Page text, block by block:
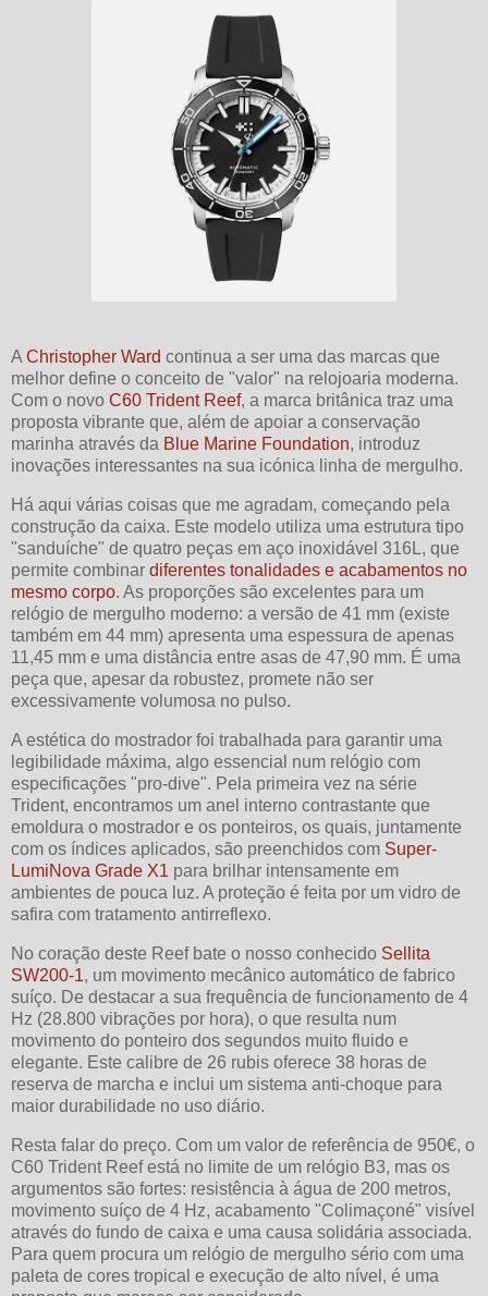
A Christopher Ward continua a ser uma das marcas que
melhor define o conceito de "valor" na relojoaria moderna.
Com o novo C60 Trident Reef, a marca britânica traz uma
proposta vibrante que, além de apoiar a conservação
marinha através da Blue Marine Foundation, introduz
inovações interessantes na sua icónica linha de mergulho.
Há aqui várias coisas que me agradam, começando pela
construção da caixa. Este modelo utiliza uma estrutura tipo
"sanduíche" de quatro peças em aço inoxidável 316L, que
permite combinar diferentes tonalidades e acabamentos no
mesmo corpo. As proporções são excelentes para um
relógio de mergulho moderno: a versão de 41 mm (existe
também em 44 mm) apresenta uma espessura de apenas
11,45 mm e uma distância entre asas de 47,90 mm. É uma
peça que, apesar da robustez, promete não ser
excessivamente volumosa no pulso.
A estética do mostrador foi trabalhada para garantir uma
legibilidade máxima, algo essencial num relógio com
especificações "pro-dive". Pela primeira vez na série
Trident, encontramos um anel interno contrastante que
emoldura o mostrador e os ponteiros, os quais, juntamente
com os índices aplicados, são preenchidos com Super-
LumiNova Grade X1 para brilhar intensamente em
ambientes de pouca luz. A proteção é feita por um vidro de
safira com tratamento antirreflexo.
No coração deste Reef bate o nosso conhecido Sellita
SW200-1, um movimento mecânico automático de fabrico
suíço. De destacar a sua frequência de funcionamento de 4
Hz (28.800 vibrações por hora), o que resulta num
movimento do ponteiro dos segundos muito fluido e
elegante. Este calibre de 26 rubis oferece 38 horas de
reserva de marcha e inclui um sistema anti-choque para
maior durabilidade no uso diário.
Resta falar do preço. Com um valor de referência de 950€, o
C60 Trident Reef está no limite de um relógio B3, mas os
argumentos são fortes: resistência à água de 200 metros,
movimento suíço de 4 Hz, acabamento "Colimaçoné" visível
através do fundo de caixa e uma causa solidária associada.
Para quem procura um relógio de mergulho sério com uma
paleta de cores tropical e execução de alto nível, é uma